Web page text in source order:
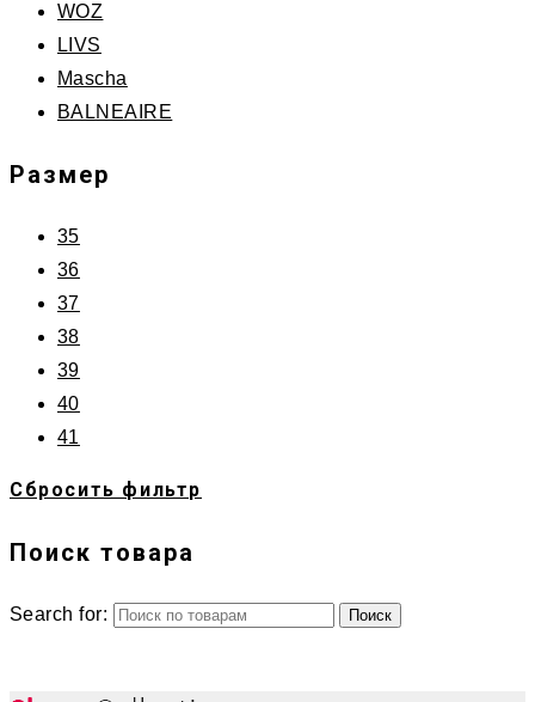
WOZ
LIVS
Mascha
BALNEAIRE
Размер
35
36
37
38
39
40
41
Сбросить фильтр
Поиск товара
Search for: